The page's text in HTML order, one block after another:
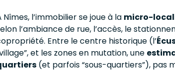
Nîmes, l’immobilier se joue à la micro-
l’ambiance de rue, l’accès, le
Entre le centre historique (l’
et les zones en mutation, une
(et parfois “sous-quartiers”), pas